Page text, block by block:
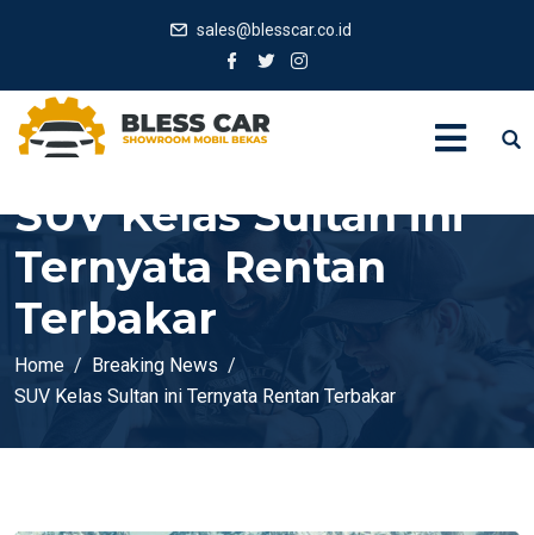
sales@blesscar.co.id
SUV Kelas Sultan ini
Ternyata Rentan
Terbakar
Home
Breaking News
SUV Kelas Sultan ini Ternyata Rentan Terbakar